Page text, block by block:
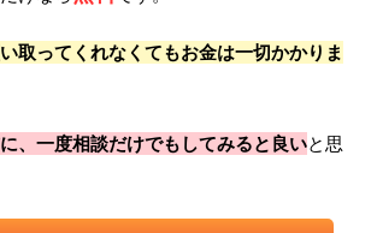
取ってくれなくてもお金は一切かかりま
、一度相談だけでもしてみると良いと思